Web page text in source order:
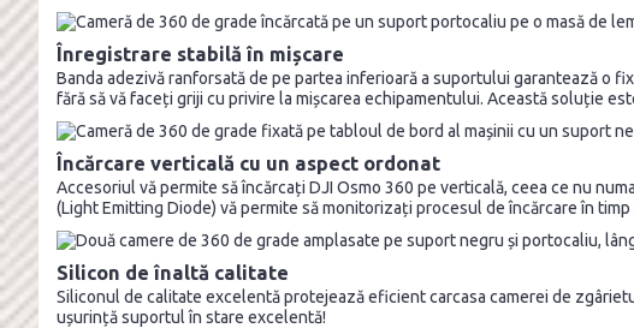
Înregistrare stabilă în mișcare
Banda adezivă ranforsată de pe partea inferioară a suportului garantează o
fără să vă faceți griji cu privire la mișcarea echipamentului. Această soluție
Încărcare verticală cu un aspect ordonat
Accesoriul vă permite să încărcați DJI Osmo 360 pe verticală, ceea ce nu
(Light Emitting Diode) vă permite să monitorizați procesul de încărcare în
Silicon de înaltă calitate
Siliconul de calitate excelentă protejează eficient carcasa camerei de
ușurință suportul în stare excelentă!